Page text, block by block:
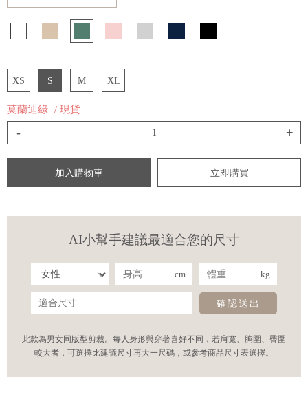
XS S M XL
莫蘭迪綠 / 現貨
- +
加入購物車 立即購買
AI小幫手建議最適合您的尺寸
cm kg
確認送出
此款為男女同版型剪裁。每人身形與穿著喜好不同，若肩寬、胸圍、臀圍
較大者，可選擇比建議尺寸再大一尺碼，或參考商品尺寸表選擇。